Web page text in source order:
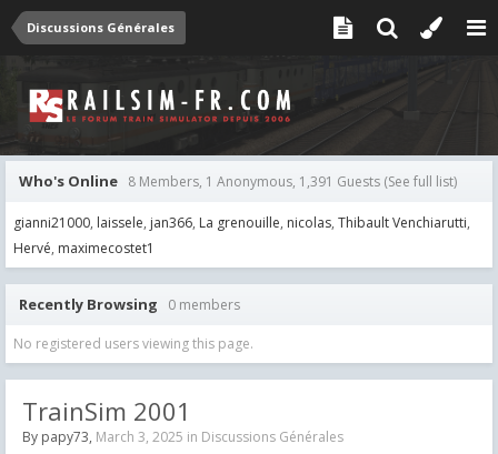
Discussions Générales
Who's Online 8 Members, 1 Anonymous, 1,391 Guests (See full list)
gianni21000 laissele jan366 La grenouille nicolas Thibault Venchiarutti
Hervé maximecostet1
Recently Browsing 0 members
No registered users viewing this page.
TrainSim 2001
By papy73, March 3, 2025 in Discussions Générales